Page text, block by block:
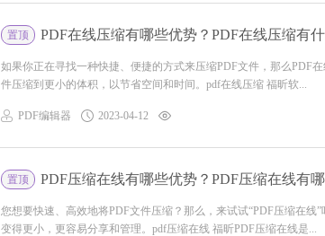
置顶 PDF在线压缩有哪些优势？PDF在线压缩有
如果你正在寻找一种快捷、便捷的方式来压缩PDF文件，那么PDF
件压缩到更小的体积，以节省空间和时间。pdf在线压缩 福昕软...
PDF编辑器 2023-04-12
置顶 PDF压缩在线有哪些优势？PDF压缩在线有
您想要快速、高效地将PDF文件压缩？那么，来试试“PDF压缩在
变得更小，更容易分享和管理。pdf压缩在线 福昕PDF压缩在线是...